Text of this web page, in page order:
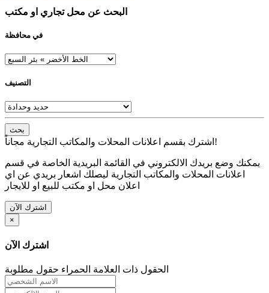
البحث عن محل تجاري او مكتب
في محافظة
التصنيف
بحث
اشترك بقسم اعلانات المحلات والمكاتب التجارية مجاناً!
يمكنك وضع بريدك الالكتروني في القائمة البريدية الخاصة في قسم
اعلانات المحلات والمكاتب التجارية ليصلك اشعار بريدي عن اي
اعلان محل او مكتب للبيع او للايجار
اشترك الآن
×
اشترك الآن
الحقول ذات العلامة الحمراء حقول مطلوبة